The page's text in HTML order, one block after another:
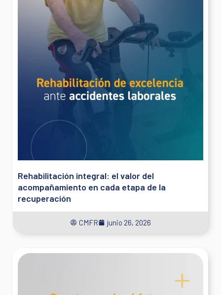
Rehabilitación integral: el valor del
acompañamiento en cada etapa de la
recuperación
CMFR junio 26, 2026